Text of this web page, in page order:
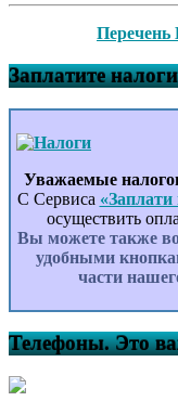
Заплатите
Уважаемые
С Сервиса «Заплати
осуществить
Вы можете также
удобными
части
Телефоны. Это